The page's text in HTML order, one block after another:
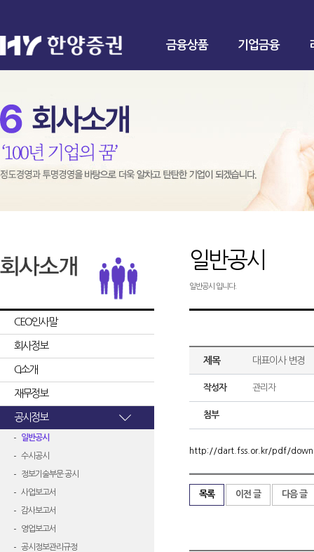
금융상품 기업금융
CEO인사말
회사정보
CI소개
재무정보
공시정보
일반공시
수시공시
정보기술부문 공시
사업보고서
감사보고서
영업보고서
공시정보관리규정
일반공시
일반공시 입니다.
제목 대표이사 변경
작성자 관리자
첨부
http://dart.fss.or.kr/pdf/
목록 이전 글 다음 글